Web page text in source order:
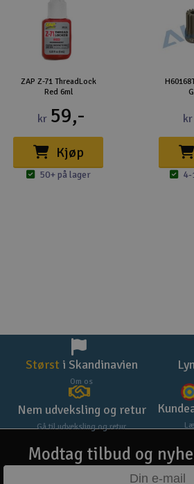
ZAP Z-71 ThreadLock
Red 6ml
kr 59,-
Kjøp
50+ på lager
kr
4-
Størst i Skandinavien
Om os
Nem udveksling og retur
Gå til udveksling og retur
Modtag tilbud og